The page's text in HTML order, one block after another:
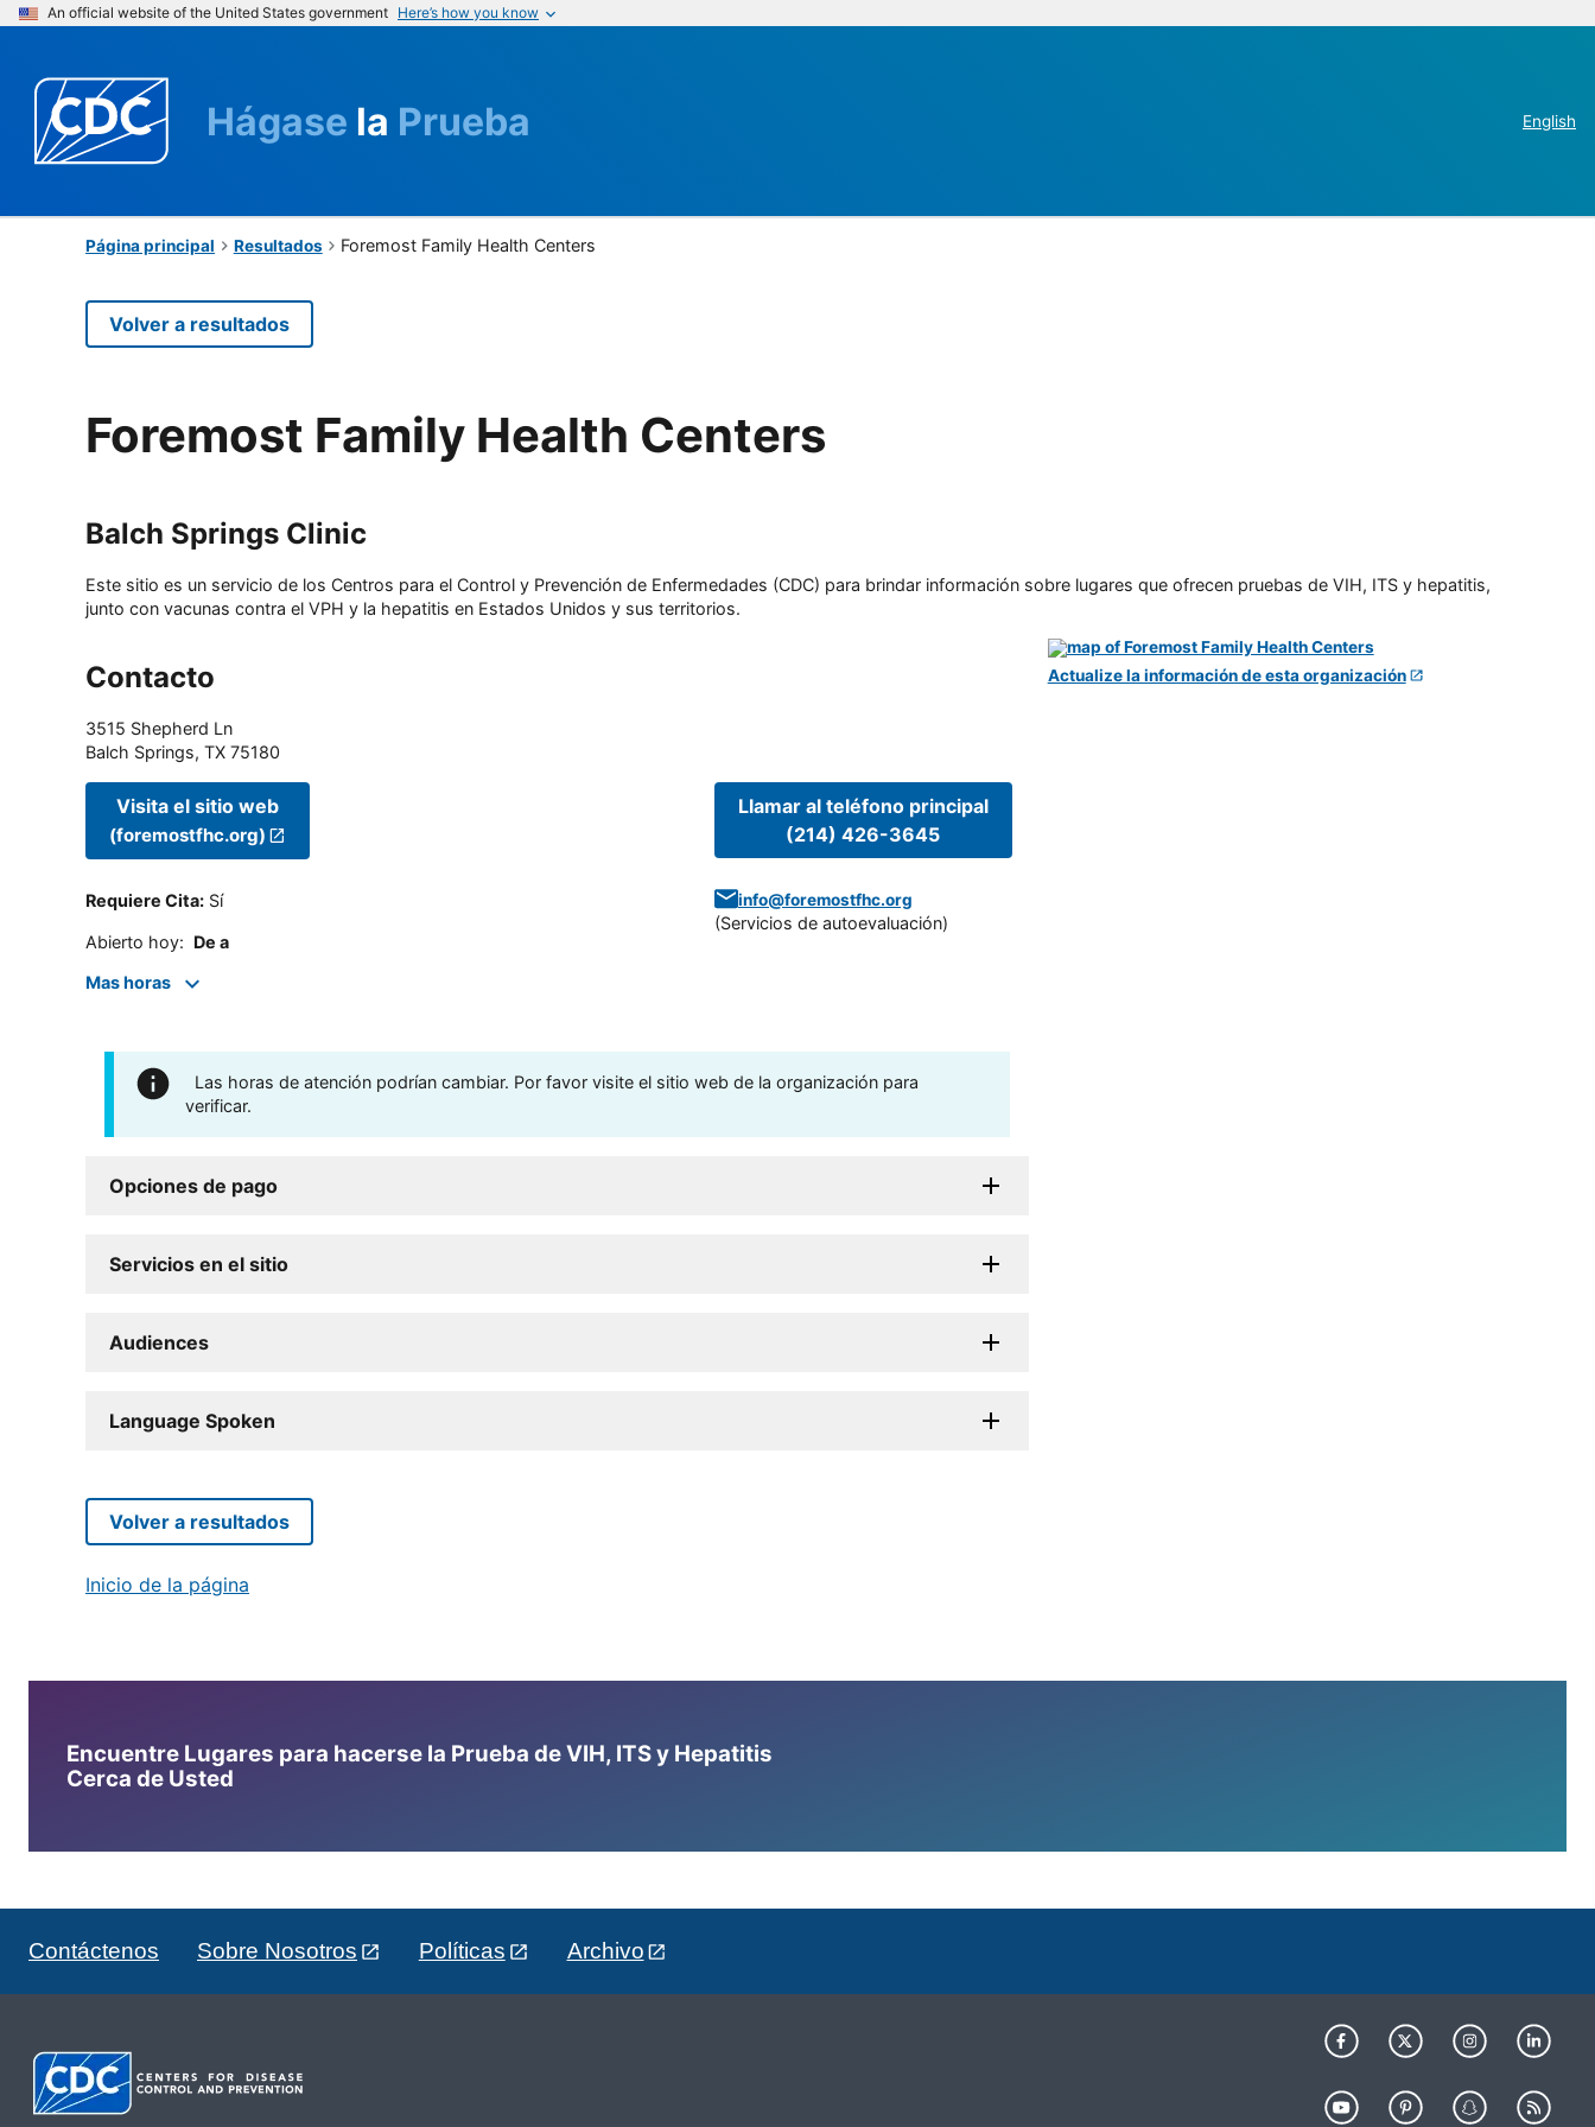
An official website of the United States government Here’s how you know
Hágase la Prueba English
Página principal Resultados Foremost Family Health Centers
Volver a resultados
Foremost Family Health Centers
Balch Springs Clinic
Este sitio es un servicio de los Centros para el Control y Prevención de Enfermedades (CDC) para brindar información sobre lugares que ofrecen pruebas de VIH, ITS y hepatitis,
junto con vacunas contra el VPH y la hepatitis en Estados Unidos y sus territorios.
Contacto
3515 Shepherd Ln
Balch Springs, TX 75180
Visita el sitio web
(foremostfhc.org)
Requiere Cita: Sí
Abierto hoy: De a
Mas horas
Llamar al teléfono principal
(214) 426-3645
info@foremostfhc.org
(Servicios de autoevaluación)
Las horas de atención podrían cambiar. Por favor visite el sitio web de la organización para
verificar.
Opciones de pago
Servicios en el sitio
Audiences
Language Spoken
Actualize la información de esta organización
Volver a resultados
Inicio de la página
Encuentre Lugares para hacerse la Prueba de VIH, ITS y Hepatitis
Cerca de Usted
Contáctenos Sobre Nosotros Políticas Archivo